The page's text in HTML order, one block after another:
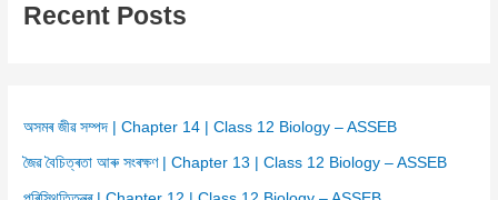
Recent Posts
অসমৰ জীৱ সম্পদ | Chapter 14 | Class 12 Biology – ASSEB
জৈৱ বৈচিত্ৰতা আৰু সংৰক্ষণ | Chapter 13 | Class 12 Biology – ASSEB